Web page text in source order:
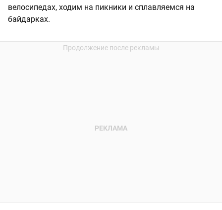
велосипедах, ходим на пикники и сплавляемся на
байдарках.